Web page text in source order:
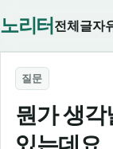
노리터 전체글자
질문
뭔가 생